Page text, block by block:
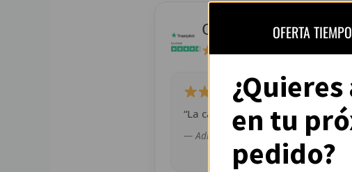
Opiniones de
“La camiseta llegó perfecta,
— Adrián L. (España)
OFERTA
en tu
pedido?